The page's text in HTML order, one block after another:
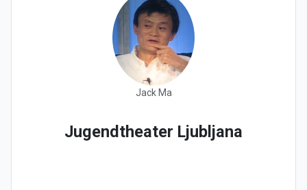
Jack Ma
Jugendtheater Ljubljana